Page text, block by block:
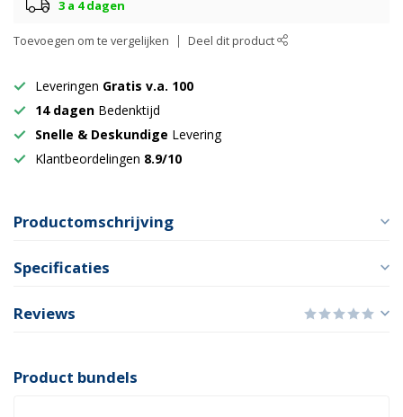
3 a 4 dagen
Toevoegen om te vergelijken Deel dit product
Leveringen Gratis v.a. 100
14 dagen Bedenktijd
Snelle & Deskundige Levering
Klantbeordelingen 8.9/10
Productomschrijving
Specificaties
Reviews
Product bundels